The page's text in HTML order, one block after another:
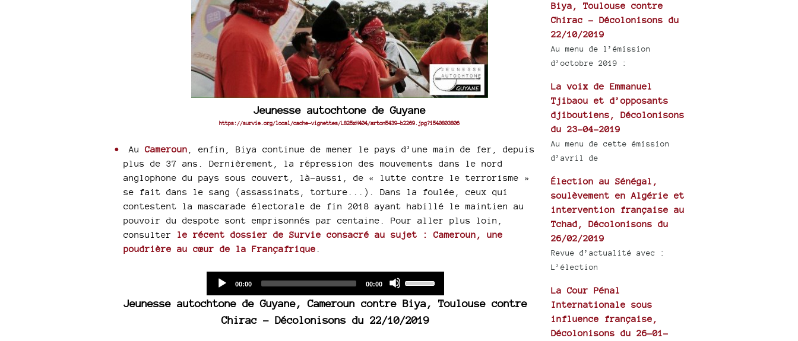
Jeunesse autochtone de Guyane
https://survie.org/local/cache-vignettes/L825xH404/arton5439-b2269.jpg?1540803806
AuCameroun , enfin, Biya continue de mener le pays d’une main de fer, depuis
plus de 37 ans. Dernièrement, la répression des mouvements dans le nord
anglophone du pays sous couvert, là-aussi, de « lutte contre le terrorisme »
se fait dans le sang (assassinats, torture...). Dans la foulée, ceux qui
contestent la mascarade électorale de fin 2018 ayant habillé le maintien au
pouvoir du despote sont emprisonnés par centaine. Pour aller plus loin,
consulter le récent dossier de Survie consacré au sujet : Cameroun, une
poudrière au cœur de la Françafrique
Current
00:00
Total
00:00
Arrow
keys
Jeunesse autochtone de Guyane, Cameroun contre Biya, Toulouse contre
Chirac - Décolonisons du 22/10/2019
Biya, Toulouse contre
Chirac - Décolonisons du
22/10/2019
Au menu de l’émission
d’octobre 2019 :
La voix de Emmanuel
Tjibaou et d’opposants
djiboutiens, Décolonisons
du 23-04-2019
Au menu de cette émission
d’avril de
Élection au Sénégal,
soulèvement en Algérie et
intervention française au
Tchad, Décolonisons du
26/02/2019
Revue d’actualité avec :
L’élection
La Cour Pénal
Internationale sous
influence française,
Décolonisons du 26-01-